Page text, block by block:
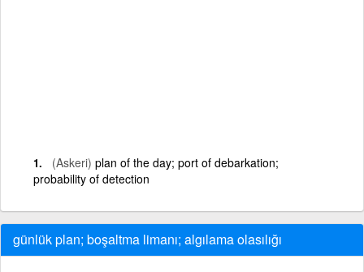
(Askeri) plan of the day; port of debarkation;
probability of detection
günlük plan; boşaltma limanı; algılama olasılığı